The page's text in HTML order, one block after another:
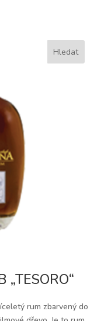
„TESORO“
rum zbarvený do